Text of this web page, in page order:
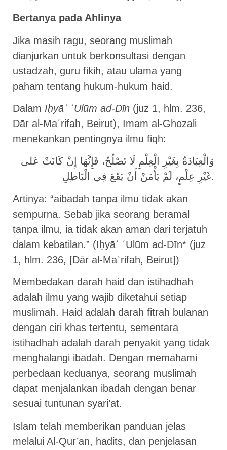
Bertanya pada Ahlinya
Jika masih ragu, seorang muslimah
dianjurkan untuk berkonsultasi dengan
ustadzah, guru fikih, atau ulama yang
paham tentang hukum-hukum haid.
Dalam Iḥyāʾ ʿUlūm ad-Dīn (juz 1, hlm. 236,
Dār al-Maʿrifah, Beirut), Imam al-Ghozali
menekankan pentingnya ilmu fiqh:
وَالْعِبَادَةُ بِغَيْرِ الْعِلْمِ لَا تَصْلُحُ، فَإِنَّهَا إِنْ كَانَتْ عَلى
غَيْرِ عِلْمٍ، لَمْ يَأْمَنْ أَنْ يَقَعَ فِي الْبَاطِلِ.
Artinya: “aibadah tanpa ilmu tidak akan
sempurna. Sebab jika seorang beramal
tanpa ilmu, ia tidak akan aman dari terjatuh
dalam kebatilan.” (Iḥyāʾ ʿUlūm ad-Dīn* (juz
1, hlm. 236, [Dār al-Maʿrifah, Beirut])
Membedakan darah haid dan istihadhah
adalah ilmu yang wajib diketahui setiap
muslimah. Haid adalah darah fitrah bulanan
dengan ciri khas tertentu, sementara
istihadhah adalah darah penyakit yang tidak
menghalangi ibadah. Dengan memahami
perbedaan keduanya, seorang muslimah
dapat menjalankan ibadah dengan benar
sesuai tuntunan syari’at.
Islam telah memberikan panduan jelas
melalui Al-Qur’an, hadits, dan penjelasan